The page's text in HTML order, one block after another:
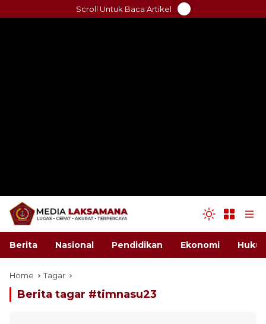
to
Scroll Untuk Baca Artikel
Berita Nasional Pendidikan Ekonomi
Home Tagar
Berita tagar #timnasu23